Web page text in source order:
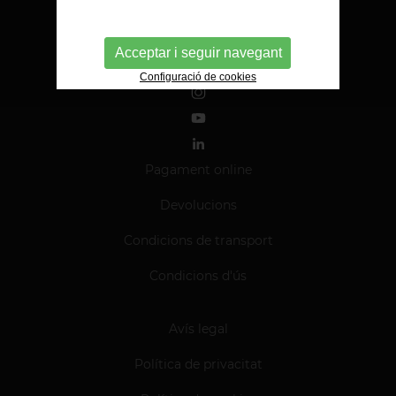
Pagament online
Devolucions
Condicions de transport
Condicions d'ús
Avís legal
Política de privacitat
Acceptar i seguir navegant
Configuració de cookies